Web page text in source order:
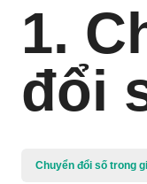
1.
đổi
Chuyển đổi số trong